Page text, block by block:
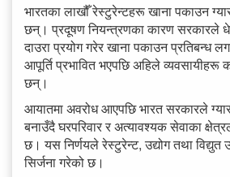
भारतका लाखौँ रेस्टुरेन्टहरू खाना पकाउन
छन्। प्रदूषण नियन्त्रणका कारण सरकारले
दाउरा प्रयोग गरेर खाना पकाउन प्रतिबन्ध
आपूर्ति प्रभावित भएपछि अहिले व्यवसायीहरू
छन्।
आयातमा अवरोध आएपछि भारत सरकारले
बनाउँदै घरपरिवार र अत्यावश्यक सेवाका
छ। यस निर्णयले रेस्टुरेन्ट, उद्योग तथा विद्युत
सिर्जना गरेको छ।